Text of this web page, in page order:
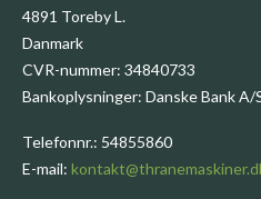
4891 Toreby L.
Danmark
CVR-nummer: 34840733
Bankoplysninger: Danske Bank A/
Telefonnr.: 54855860
E-mail: